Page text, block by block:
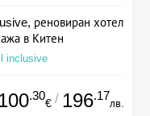
реновиран хотел
в Китен
inclusive
.30
€ / 196.17
лв.